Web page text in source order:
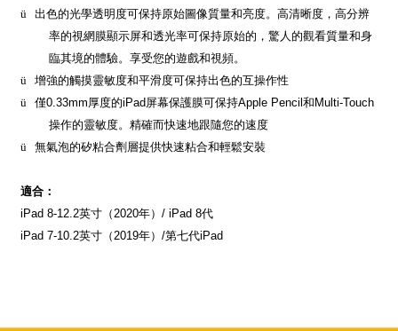
ü 出色的光學透明度可保持原始圖像質量和亮度。高清晰度，高分辨
率的視網膜顯示屏和透光率可保持原始的，驚人的觀看質量和身
臨其境的體驗。享受您的遊戲和視頻。
ü 增強的觸摸靈敏度和平滑度可保持出色的互操作性
ü 僅0.33mm厚度的iPad屏幕保護膜可保持Apple Pencil 和 Multi-Touch
操作的靈敏度。精確而快速地跟隨您的速度
ü 無氣泡的矽粘合劑層提供快速粘合和輕鬆安裝
適合：
iPad 8-12.2英寸（2020年） / iPad 8代
iPad 7-10.2英寸（2019年） /第七代iPad